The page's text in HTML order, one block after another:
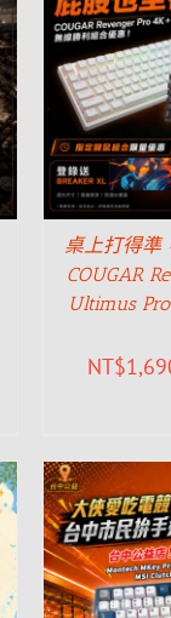
桌上打得準
COUGAR
Ultimus
NT$